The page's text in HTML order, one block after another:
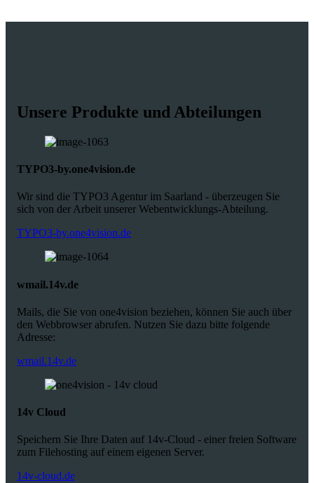
Unsere Produkte und Abteilungen
TYPO3-by.one4vision.de
Wir sind die TYPO3 Agentur im Saarland - überzeugen Sie
sich von der Arbeit unserer Webentwicklungs-Abteilung.
TYPO3-by.one4vision.de
wmail.14v.de
Mails, die Sie von one4vision beziehen, können Sie auch über
den Webbrowser abrufen. Nutzen Sie dazu bitte folgende
Adresse:
wmail.14v.de
14v Cloud
Speichern Sie Ihre Daten auf 14v-Cloud - einer freien Software
zum Filehosting auf einem eigenen Server.
14v-cloud.de